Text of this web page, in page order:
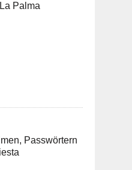
Palma
Passwörtern